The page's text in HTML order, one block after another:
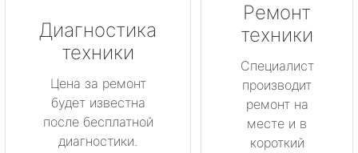
Диагностика
техники
Цена за ремонт
будет известна
после бесплатной
диагностики.
Ремонт
техники
Специалист
производит
ремонт на
месте и в
короткий